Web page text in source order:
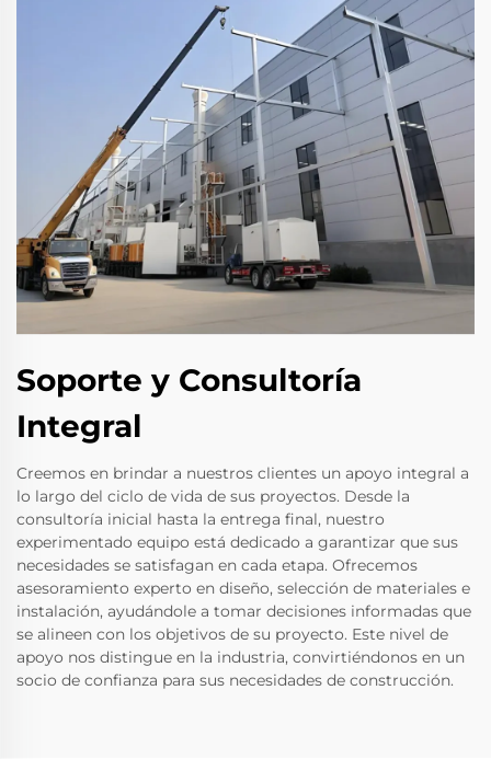
Soporte y Consultoría
Integral
Creemos en brindar a nuestros clientes un apoyo integral a
lo largo del ciclo de vida de sus proyectos. Desde la
consultoría inicial hasta la entrega final, nuestro
experimentado equipo está dedicado a garantizar que sus
necesidades se satisfagan en cada etapa. Ofrecemos
asesoramiento experto en diseño, selección de materiales e
instalación, ayudándole a tomar decisiones informadas que
se alineen con los objetivos de su proyecto. Este nivel de
apoyo nos distingue en la industria, convirtiéndonos en un
socio de confianza para sus necesidades de construcción.